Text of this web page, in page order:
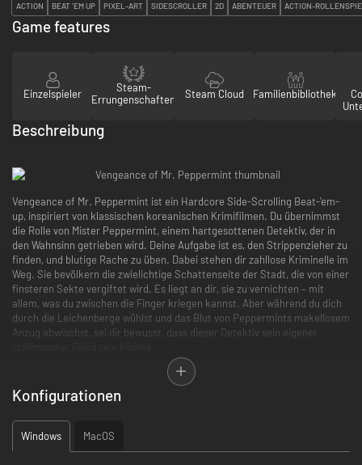
ACTION BEAT ’EM UP PIXEL-ART SIDESCROLLER 2D ABENTEUER ACTION-
Game features
Einzelspieler
Steam-
Errungenschaften
Steam Cloud Familienbibliothek
Beschreibung
Vengeance of Mr. Peppermint ist ein Hardcore Side-Scrolling Beat-'em-
up, inspiriert von klassischen koreanischen Krimifilmen. Du übernimmst
die Rolle von Mister Peppermint, einem hartgesottenen Detektiv, der in
den Wahnsinn getrieben wird. Deine Aufgabe ist es, den Strippenzieher zu
finden, und blutige Rache zu üben. Dabei stehen dir zahllose Kriminelle im
Weg. Sie bevölkern die zwielichtige Schattenseite der Stadt, die von einer
finsteren Sekte vergiftet wird. Es liegt an dir, sie zu vernichten – mit
allem, was du zwischen die Finger kriegen kannst. Aber während du dich
durch die Leichenberge wühlst und das Blut von Peppermints makellosem
Anzug abwischst, sei dir bewusst, dass dieser Detektiv sein eigener
Vor langer Zeit wurden die Kinder eines örtlichen Polizeibeamten von
einem Serienmörder gefangen genommen. Das Mädchen wurde getötet,
Konfigurationen
Windows MacOS